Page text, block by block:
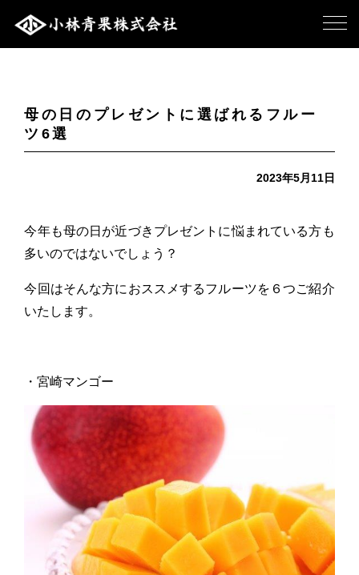
母の日のプレゼントに選ばれるフルー
ツ6選
2023年5月11日
今年も母の日が近づきプレゼントに悩まれている方も
多いのではないでしょう？
今回はそんな方におススメするフルーツを６つご紹介
いたします。
・宮崎マンゴー